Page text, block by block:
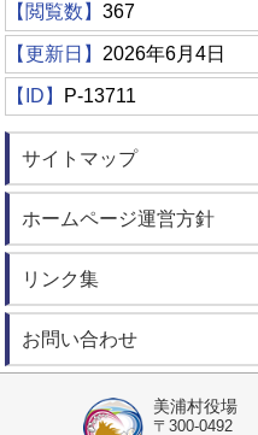
【閲覧数】367
【更新日】 2026年6月4日
【ID】 P-13711
サイトマップ
ホームページ運営方針
リンク集
お問い合わせ
美浦村役場
〒300-0492